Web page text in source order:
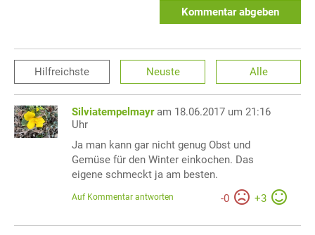
Kommentar abgeben
Hilfreichste Neuste Alle
Silviatempelmayr am 18.06.2017 um 21:16
Uhr
Ja man kann gar nicht genug Obst und
Gemüse für den Winter einkochen. Das
eigene schmeckt ja am besten.
-0 +3
Auf Kommentar antworten